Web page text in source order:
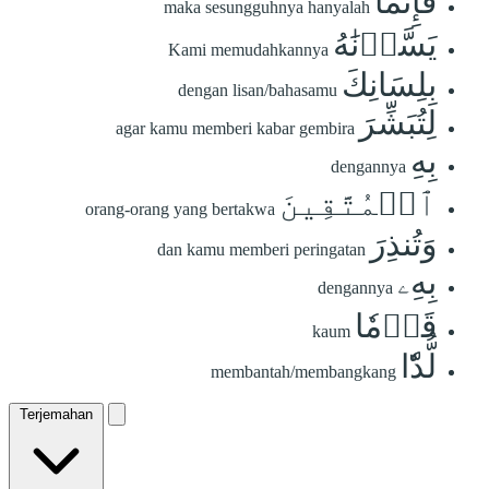
maka sesungguhnya hanyalah
يَسَّرۡنَٰهُ Kami memudahkannya
بِلِسَانِكَ dengan lisan/bahasamu
لِتُبَشِّرَ agar kamu memberi kabar gembira
بِهِ dengannya
ٱلۡمُتَّقِينَ orang-orang yang bertakwa
وَتُنذِرَ dan kamu memberi peringatan
بِهِۦ dengannya
قَوۡمٗا kaum
لُّدّٗا membantah/membangkang
Terjemahan